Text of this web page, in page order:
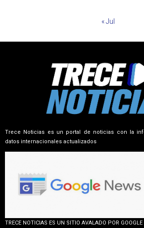
« Jul
Trece Noticias es un portal de noticias con la
datos internacionales actualizados
TRECE NOTICIAS ES UN SITIO AVALADO POR GOOGLE